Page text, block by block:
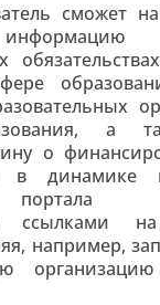
сможет
а
о
в динамике
ссылками
например,